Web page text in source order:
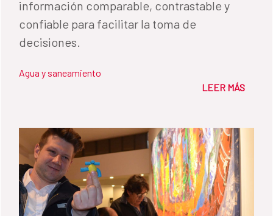
información comparable, contrastable y
confiable para facilitar la toma de
decisiones.
Agua y saneamiento
LEER MÁS